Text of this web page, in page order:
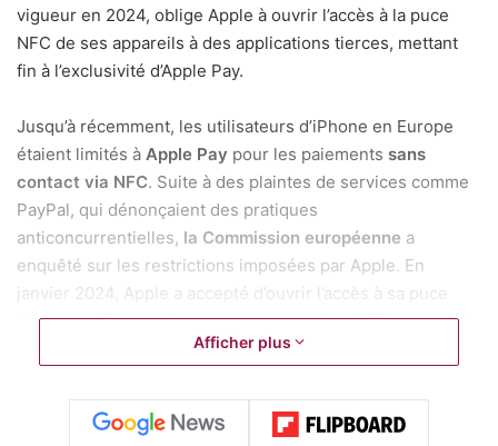
vigueur en 2024, oblige Apple à ouvrir l’accès à la puce
NFC de ses appareils à des applications tierces, mettant
fin à l’exclusivité d’Apple Pay.
Jusqu’à récemment, les utilisateurs d’iPhone en Europe
étaient limités à Apple Pay pour les paiements sans
contact via NFC. Suite à des plaintes de services comme
PayPal, qui dénonçaient des pratiques
anticoncurrentielles, la Commission européenne a
enquêté sur les restrictions imposées par Apple. En
janvier 2024, Apple a accepté d’ouvrir l’accès à sa puce
NFC dans l’Espace économique européen (EEE), qui inclut
les 27 pays de l’UE ainsi que l’Islande, le Liechtenstein et la
d’autres régions, comme les États-Unis et le Royaume-Uni,
selon un communiqué d’Apple.
Afficher plus